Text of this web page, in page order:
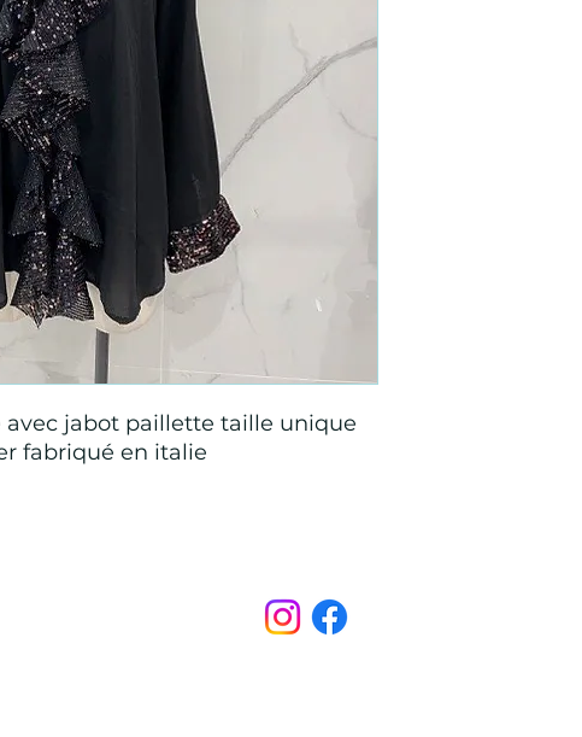
avec jabot paillette taille unique
fabriqué en italie